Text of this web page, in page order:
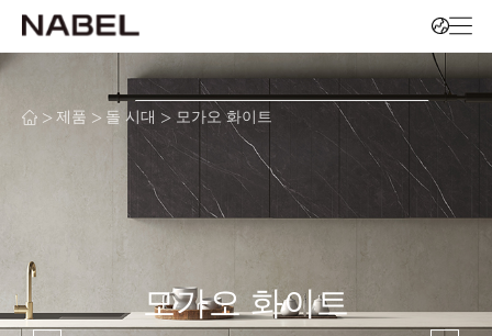
> 제품 > 돌 시대 > 모가오 화이트
모가오 화이트